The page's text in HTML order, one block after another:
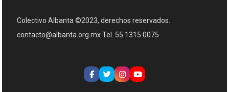
Colectivo Albanta ©2023, derechos reservados.
contacto@albanta.org.mx Tel. 55 1315 0075